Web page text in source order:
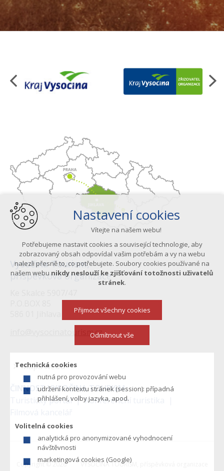
ČINNOST VYSOČINA TOURISM:
Turistický portál
Konferenční turistika
Vysočina Tourism,
příspěvková organizace
info@vysocinatourism.cz
Menu
zápatí
Mapa webu
Copyright © 2026 VYSOČINA TOURISM, příspěvková organizace
Nastavení cookies
Vítejte na našem webu!
Potřebujeme nastavit cookies a související technologie, aby
zobrazovaný obsah odpovídal vašim potřebám a vy na webu
nalezli přesně to, co potřebujete. Soubory cookies používané na
našem webu nikdy neslouží ke zjišťování totožnosti uživatelů
stránek.
Technická cookies
nutná pro provozování webu
udržení kontextu stránek (session): případná
přihlášení, volby jazyka, apod.
Volitelná cookies
analytická pro anonymizované vyhodnocení
návštěvnosti
marketingová cookies (Google)
Přijmout všechny cookies
Odmítnout vše